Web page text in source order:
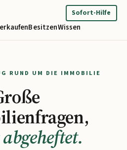
BesitzenWissen
Sofort-Hilfe
RUND UM DIE IMMOBILIE